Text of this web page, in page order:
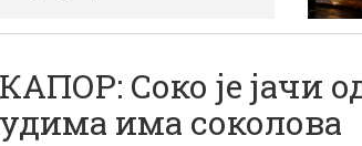
Соко је јачи
има соколова